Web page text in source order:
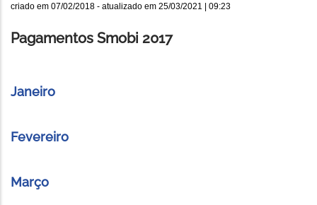
criado em 07/02/2018 - atualizado em 25/03/2021 | 09:23
Pagamentos Smobi 2017
Janeiro
Fevereiro
Março